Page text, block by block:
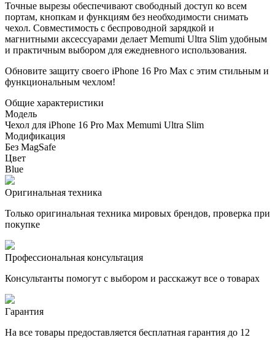
Точные вырезы обеспечивают свободный доступ ко всем
портам, кнопкам и функциям без необходимости снимать
чехол. Совместимость с беспроводной зарядкой и
магнитными аксессуарами делает Memumi Ultra Slim удобным
и практичным выбором для ежедневного использования.
Обновите защиту своего iPhone 16 Pro Max с этим стильным и
функциональным чехлом!
Общие характеристики
Модель
Чехол для iPhone 16 Pro Max Memumi Ultra Slim
Модификация
Без MagSafe
Цвет
Blue
Оригинальная техника
Только оригинальная техника мировых брендов, проверка при
покупке
Профессиональная консультация
Консультанты помогут с выбором и расскажут все о товарах
Гарантия
На все товары предоставляется бесплатная гарантия до 12